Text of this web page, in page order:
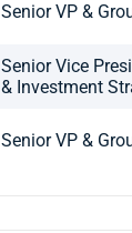
Senior VP &
Senior Vice
& Investment
Senior VP &